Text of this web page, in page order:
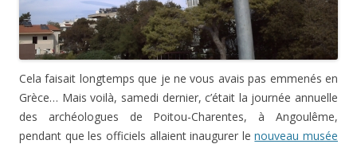
Cela faisait longtemps que je ne vous avais pas emmenés en
Grèce… Mais voilà, samedi dernier, c’était la journée annuelle
des archéologues de Poitou-Charentes, à Angoulême,
pendant que les officiels allaient inaugurer lenouveau musée